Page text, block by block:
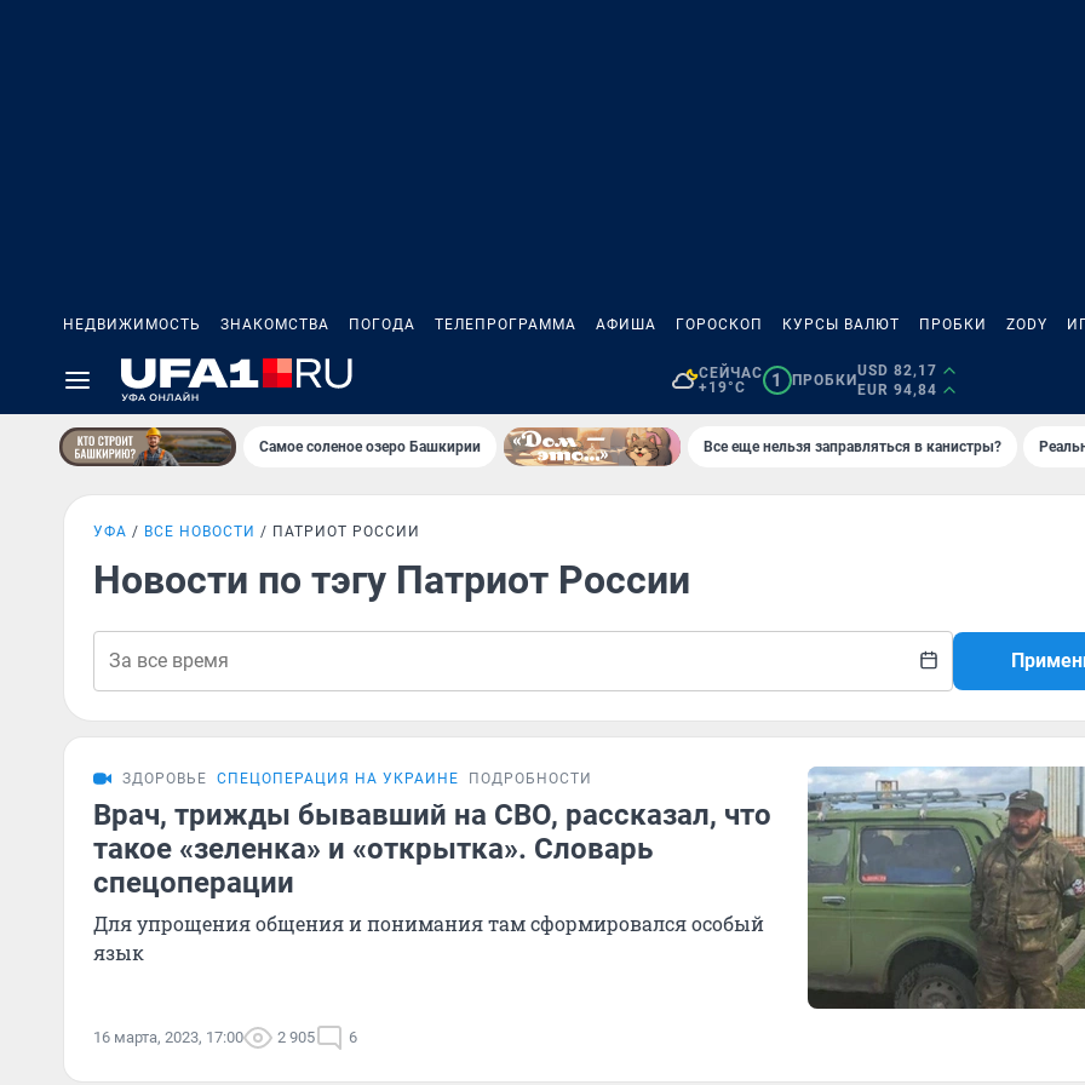
НЕДВИЖИМОСТЬ ЗНАКОМСТВА ПОГОДА ТЕЛЕПРОГРАММА АФИША ГОРОСКОП КУРСЫ ВАЛЮТ ПРОБКИ ZODY
СЕЙЧАС
+19°C
1 ПРОБКИ
USD 82,17
EUR 94,84
Самое соленое озеро Башкирии Все еще нельзя заправляться в канистры?
УФА ВСЕ НОВОСТИ ПАТРИОТ РОССИИ
Новости по тэгу Патриот России
ЗДОРОВЬЕ СПЕЦОПЕРАЦИЯ НА УКРАИНЕ ПОДРОБНОСТИ
Врач, трижды бывавший на СВО, рассказал, что
такое «зеленка» и «открытка». Словарь
спецоперации
Для упрощения общения и понимания там сформировался особый
язык
16 марта, 2023, 17:00 2 905 6